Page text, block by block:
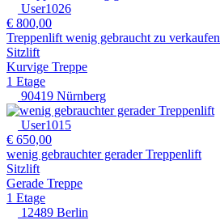
User1026
€ 800,00
Treppenlift wenig gebraucht zu verkaufen
Sitzlift
Kurvige Treppe
1 Etage
90419 Nürnberg
User1015
€ 650,00
wenig gebrauchter gerader Treppenlift
Sitzlift
Gerade Treppe
1 Etage
12489 Berlin